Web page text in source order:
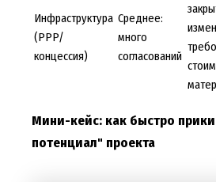
Инфраструктура
(PPP/
концессия)
Среднее:
много
согласований
Мини-кейс: как быстро
потенциал" проекта